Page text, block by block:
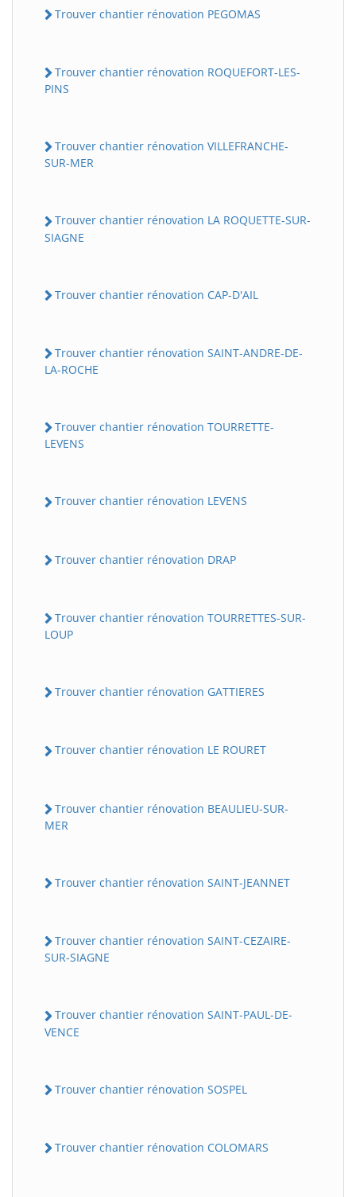
Trouver chantier rénovation PEGOMAS
Trouver chantier rénovation ROQUEFORT-LES-
PINS
Trouver chantier rénovation VILLEFRANCHE-
SUR-MER
Trouver chantier rénovation LA ROQUETTE-SUR-
SIAGNE
Trouver chantier rénovation CAP-D'AIL
Trouver chantier rénovation SAINT-ANDRE-DE-
LA-ROCHE
Trouver chantier rénovation TOURRETTE-
LEVENS
Trouver chantier rénovation LEVENS
Trouver chantier rénovation DRAP
Trouver chantier rénovation TOURRETTES-SUR-
LOUP
Trouver chantier rénovation GATTIERES
Trouver chantier rénovation LE ROURET
Trouver chantier rénovation BEAULIEU-SUR-
MER
Trouver chantier rénovation SAINT-JEANNET
Trouver chantier rénovation SAINT-CEZAIRE-
SUR-SIAGNE
Trouver chantier rénovation SAINT-PAUL-DE-
VENCE
Trouver chantier rénovation SOSPEL
Trouver chantier rénovation COLOMARS